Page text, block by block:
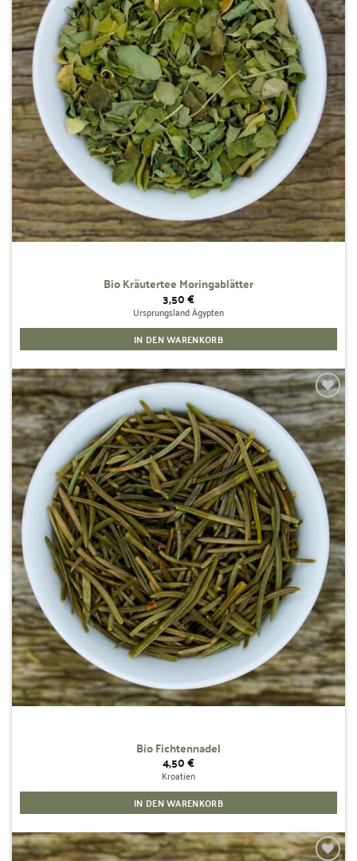
Bio Kräutertee Moringablätter
3,50€
Ursprungsland Ägypten
IN DEN WARENKORB
Zur
Wunschliste
hinzufügen
Bio Fichtennadel
4,50€
Kroatien
IN DEN WARENKORB